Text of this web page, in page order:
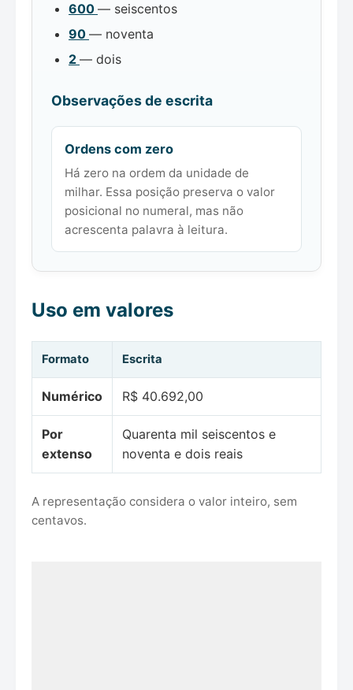
600 — seiscentos
90 — noventa
2 — dois
Observações de escrita
Ordens com zero
Há zero na ordem da unidade de
milhar. Essa posição preserva o valor
posicional no numeral, mas não
acrescenta palavra à leitura.
Uso em valores
Formato Escrita
Numérico R$ 40.692,00
Por
extenso
Quarenta mil seiscentos e
noventa e dois reais
A representação considera o valor inteiro, sem
centavos.